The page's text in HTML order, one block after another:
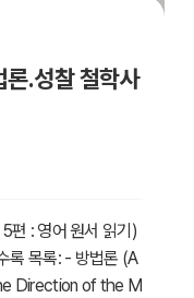
.성찰 철학사
편 : 영어 원서 읽기)
록 목록: - 방법론 (A
Direction of the M